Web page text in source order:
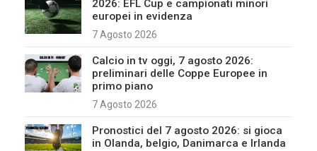
2026: EFL Cup e campionati minori
europei in evidenza
7 Agosto 2026
Calcio in tv oggi, 7 agosto 2026:
preliminari delle Coppe Europee in
primo piano
7 Agosto 2026
Pronostici del 7 agosto 2026: si gioca
in Olanda, belgio, Danimarca e Irlanda